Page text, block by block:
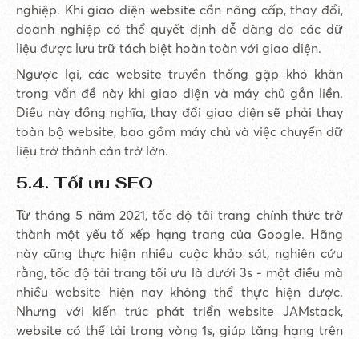
nghiệp. Khi giao diện website cần nâng cấp, thay đổi,
doanh nghiệp có thể quyết định dễ dàng do các dữ
liệu được lưu trữ tách biệt hoàn toàn với giao diện.
Ngược lại, các website truyền thống gặp khó khăn
trong vấn đề này khi giao diện và máy chủ gắn liền.
Điều này đồng nghĩa, thay đổi giao diện sẽ phải thay
toàn bộ website, bao gồm máy chủ và việc chuyển dữ
liệu trở thành cản trở lớn.
5.4. Tối ưu SEO
Từ tháng 5 năm 2021, tốc độ tải trang chính thức trở
thành một yếu tố xếp hạng trang của Google. Hãng
này cũng thực hiện nhiều cuộc khảo sát, nghiên cứu
rằng, tốc độ tải trang tối ưu là dưới 3s - một điều mà
nhiều website hiện nay không thể thực hiện được.
Nhưng với kiến trúc phát triển website JAMstack,
website có thể tải trong vòng 1s, giúp tăng hạng trên